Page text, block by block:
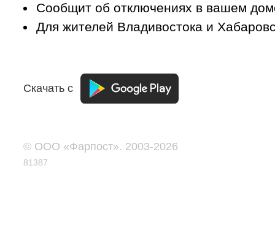
Сообщит об отключениях в вашем
Для жителей Владивостока и
Скачать с
© ООО «Фарпост». 2003-2026
81387